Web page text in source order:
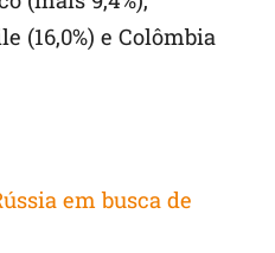
(16,0%) e Colômbia
em busca de